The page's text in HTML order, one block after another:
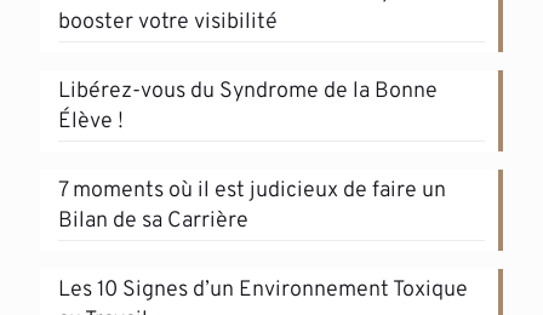
booster votre visibilité
Libérez-vous du Syndrome de la Bonne
Élève !
7 moments où il est judicieux de faire un
Bilan de sa Carrière
Les 10 Signes d’un Environnement Toxique